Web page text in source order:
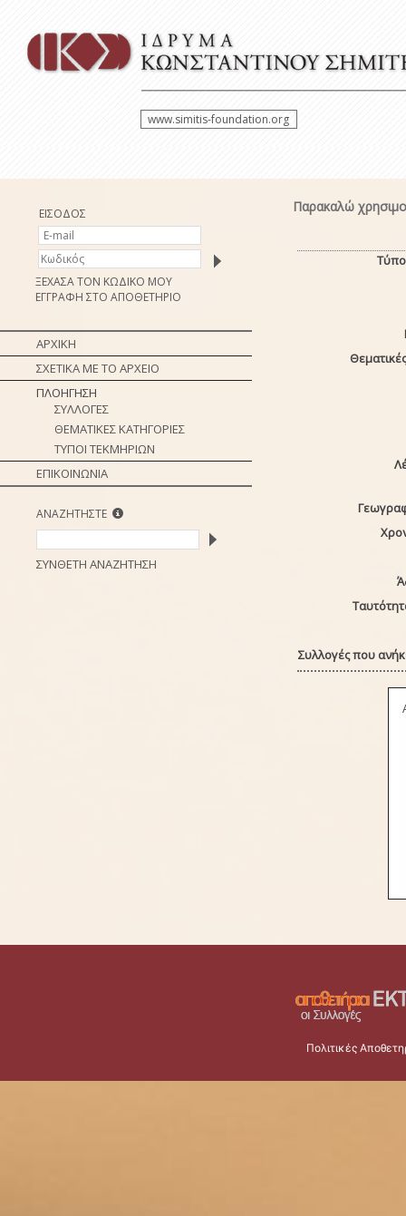
www.simitis-foundation.org
ΕΙΣΟΔΟΣ
ΞΕΧΑΣΑ ΤΟΝ ΚΩΔΙΚΟ ΜΟΥ
ΕΓΓΡΑΦΗ ΣΤΟ ΑΠΟΘΕΤΗΡΙΟ
ΑΡΧΙΚΗ
ΣΧΕΤΙΚΑ ΜΕ ΤΟ ΑΡΧΕΙΟ
ΠΛΟΗΓΗΣΗ
ΣΥΛΛΟΓΕΣ
ΘΕΜΑΤΙΚΕΣ ΚΑΤΗΓΟΡΙΕΣ
ΤΥΠΟΙ ΤΕΚΜΗΡΙΩΝ
ΕΠΙΚΟΙΝΩΝΙΑ
ΑΝΑΖΗΤΗΣΤΕ
ΣΥΝΘΕΤΗ ΑΝΑΖΗΤΗΣΗ
Παρακαλώ
Συλλογές που